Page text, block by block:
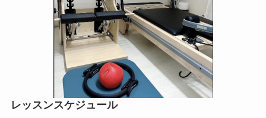
レッスンスケジュール